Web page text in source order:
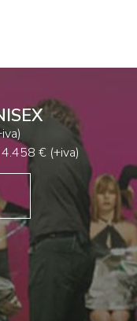
€ (+iva)